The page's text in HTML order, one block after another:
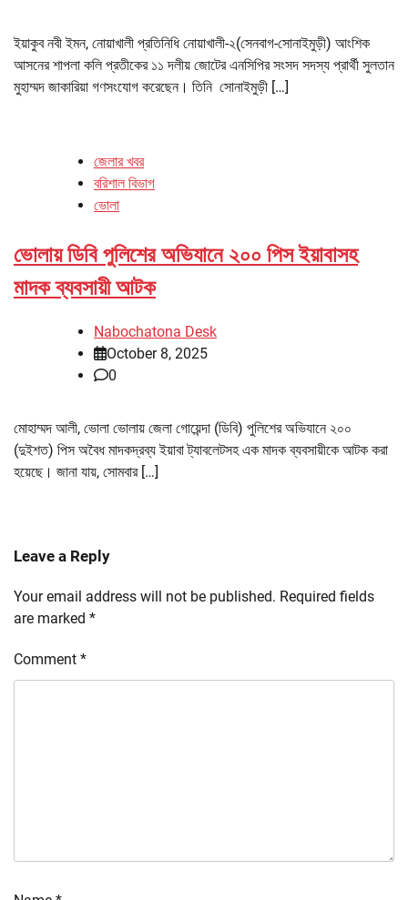
ইয়াকুব নবী ইমন, নোয়াখালী প্রতিনিধি নোয়াখালী-২(সেনবাগ-সোনাইমুড়ী) আংশিক
আসনের শাপলা কলি প্রতীকের ১১ দলীয় জোটের এনসিপির সংসদ সদস্য প্রার্থী সুলতান
মুহাম্মদ জাকারিয়া গণসংযোগ করেছেন। তিনি সোনাইমুড়ী […]
জেলার খবর
বরিশাল বিভাগ
ভোলা
ভোলায় ডিবি পুলিশের অভিযানে ২০০ পিস ইয়াবাসহ
মাদক ব্যবসায়ী আটক
Nabochatona Desk
October 8, 2025
0
মোহাম্মদ আলী, ভোলা ভোলায় জেলা গোয়েন্দা (ডিবি) পুলিশের অভিযানে ২০০
(দুইশত) পিস অবৈধ মাদকদ্রব্য ইয়াবা ট্যাবলেটসহ এক মাদক ব্যবসায়ীকে আটক করা
হয়েছে। জানা যায়, সোমবার […]
Leave a Reply
Your email address will not be published. Required fields
are marked *
Comment *